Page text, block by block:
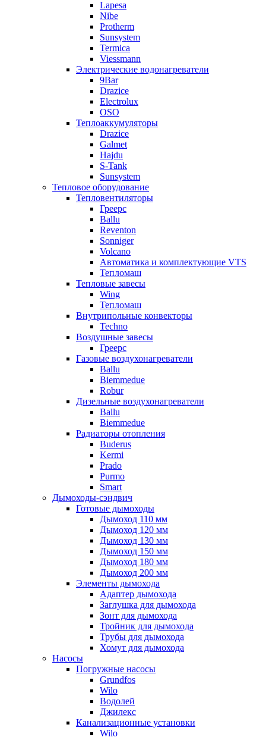
Lapesa
Nibe
Protherm
Sunsystem
Termica
Viessmann
Электрические водонагреватели
9Bar
Drazice
Electrolux
OSO
Теплоаккумуляторы
Drazice
Galmet
Hajdu
S-Tank
Sunsystem
Тепловое оборудование
Тепловентиляторы
Греерс
Ballu
Reventon
Sonniger
Volcano
Автоматика и комплектующие VTS
Тепломаш
Тепловые завесы
Wing
Тепломаш
Внутрипольные конвекторы
Techno
Воздушные завесы
Греерс
Газовые воздухонагреватели
Ballu
Biemmedue
Robur
Дизельные воздухонагреватели
Ballu
Biemmedue
Радиаторы отопления
Buderus
Kermi
Prado
Purmo
Smart
Дымоходы-сэндвич
Готовые дымоходы
Дымоход 110 мм
Дымоход 120 мм
Дымоход 130 мм
Дымоход 150 мм
Дымоход 180 мм
Дымоход 200 мм
Элементы дымохода
Адаптер дымохода
Заглушка для дымохода
Зонт для дымохода
Тройник для дымохода
Трубы для дымохода
Хомут для дымохода
Насосы
Погружные насосы
Grundfos
Wilo
Водолей
Джилекс
Канализационные установки
Wilo